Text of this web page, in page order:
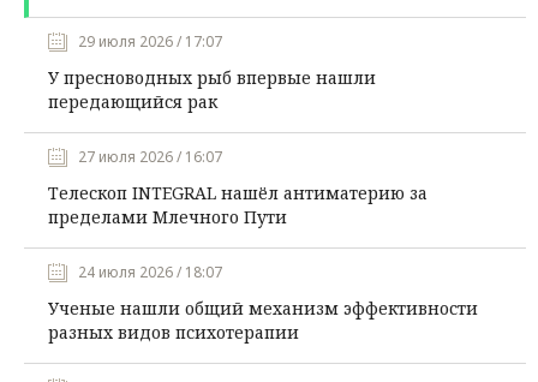
29 июля 2026 / 17:07
У пресноводных рыб впервые нашли
передающийся рак
27 июля 2026 / 16:07
Телескоп INTEGRAL нашёл антиматерию за
пределами Млечного Пути
24 июля 2026 / 18:07
Ученые нашли общий механизм эффективности
разных видов психотерапии